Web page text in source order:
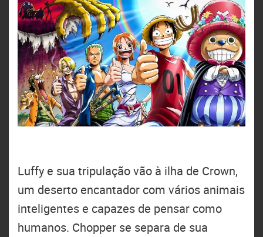
Luffy e sua tripulação vão à ilha de Crown,
um deserto encantador com vários animais
inteligentes e capazes de pensar como
humanos. Chopper se separa de sua